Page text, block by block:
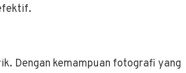
Dengan kemampuan fotografi yang